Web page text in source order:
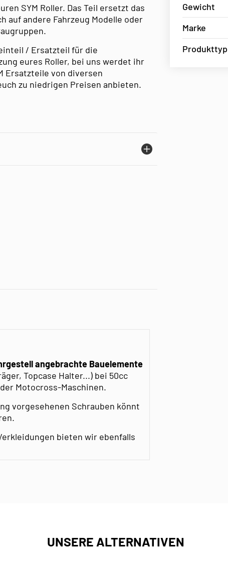
SYM Roller. Das Teil ersetzt das
auf andere Fahrzeug Modelle oder
/ Ersatzteil für die
eures Roller, bei uns werdet ihr
Ersatzteile von diversen
zu niedrigen Preisen anbieten.
angebrachte Bauelemente
Topcase Halter...) bei 50cc
Motocross-Maschinen.
vorgesehenen Schrauben könnt
bieten wir ebenfalls
Gewicht
Marke
Produkttyp
UNSERE ALTERNATIVEN